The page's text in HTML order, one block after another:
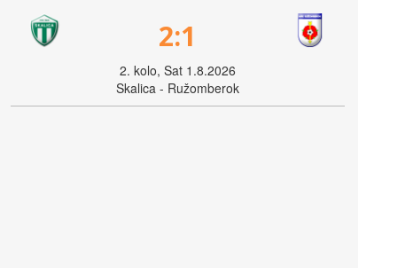
2:1
2. kolo, Sat 1.8.2026
Skalica - Ružomberok